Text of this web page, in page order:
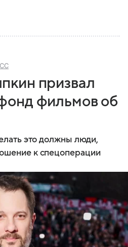
призвал
фильмов об
это должны люди,
к спецоперации